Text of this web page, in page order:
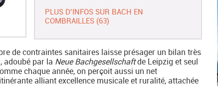
PLUS D’INFOS SUR BACH EN
COMBRAILLES (63)
de contraintes sanitaires laisse présager un bilan très
adoubé par la Neue Bachgesellschaftde Leipzig et seul
chaque année, on perçoit aussi un net
alliant excellence musicale et ruralité, attachée